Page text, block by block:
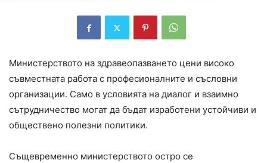
Министерството на здравеопазването цени високо
съвместната работа с професионалните и съсловни
организации. Само в условията на диалог и взаимно
сътрудничество могат да бъдат изработени устойчиви и
обществено полезни политики.
Същевременно министерството остро се